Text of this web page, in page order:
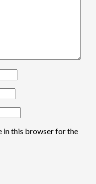
in this browser for the